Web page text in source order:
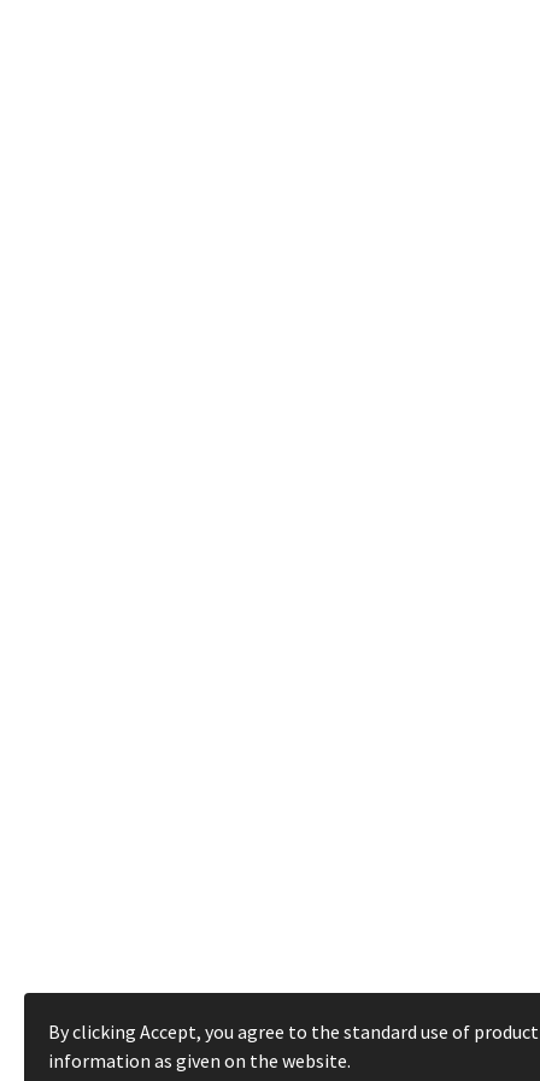
By clicking Accept, you agree to the standard use of product
information as given on the website.